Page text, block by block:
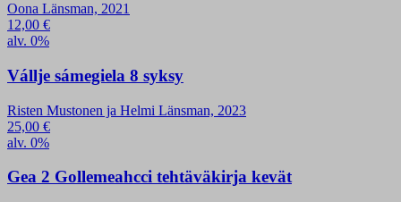
Oona Länsman, 2021
12,00 €
alv. 0%
Vállje sámegiela 8 syksy
Risten Mustonen ja Helmi Länsman, 2023
25,00 €
alv. 0%
Gea 2 Gollemeahcci tehtäväkirja kevät